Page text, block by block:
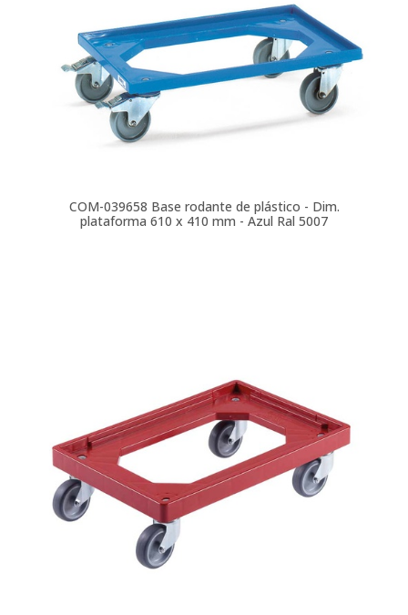
COM-039658 Base rodante de plástico - Dim.
plataforma 610 x 410 mm - Azul Ral 5007